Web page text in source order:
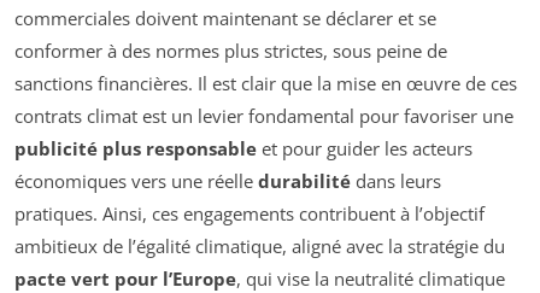
commerciales doivent maintenant se déclarer et se
conformer à des normes plus strictes, sous peine de
sanctions financières. Il est clair que la mise en œuvre de ces
contrats climat est un levier fondamental pour favoriser une
publicité plus responsable et pour guider les acteurs
économiques vers une réelle durabilité dans leurs
pratiques. Ainsi, ces engagements contribuent à l’objectif
ambitieux de l’égalité climatique, aligné avec la stratégie du
pacte vert pour l’Europe, qui vise la neutralité climatique